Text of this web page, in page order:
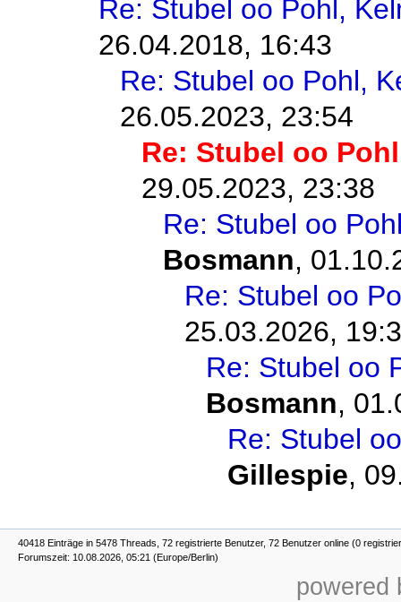
Re: Stubel oo Pohl,
26.04.2018, 16:43
Re: Stubel oo Pohl,
26.05.2023, 23:54
Re: Stubel oo
29.05.2023, 23:38
Re: Stubel oo
Bosmann,
Re: Stubel oo
25.03.2026,
Re: Stubel oo
Bosmann,
Re: Stubel
Gillespie,
40418 Einträge in 5478 Threads, 72 registrierte Benutzer, 72 Benutzer online (0
Forumszeit: 10.08.2026, 05:21 (Europe/Berlin)
powered